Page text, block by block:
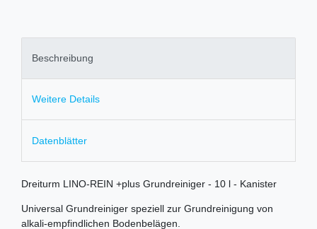
Beschreibung
Weitere Details
Datenblätter
Dreiturm LINO-REIN +plus Grundreiniger - 10 l - Kanister
Universal Grundreiniger speziell zur Grundreinigung von
alkali-empfindlichen Bodenbelägen.